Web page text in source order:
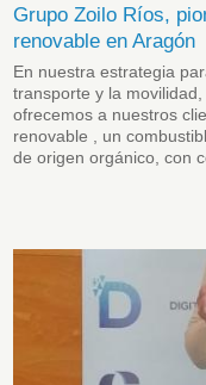
Grupo Zoilo Ríos,
renovable en Aragón
En nuestra estrategia
transporte y la
ofrecemos a nuestros
renovable , un
de origen orgánico, con